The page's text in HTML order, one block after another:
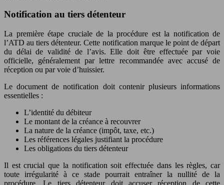
Notification au tiers détenteur
La première étape cruciale de la procédure est la notification de
l’ATD au tiers détenteur. Cette notification marque le point de départ
du délai de validité de l’avis. Elle doit être effectuée par voie
officielle, généralement par lettre recommandée avec accusé de
réception ou par voie d’huissier.
Le document de notification doit contenir plusieurs informations
essentielles :
L’identité du débiteur
Le montant de la créance à recouvrer
La nature de la créance (impôt, taxe, etc.)
Les références légales justifiant la procédure
Les obligations du tiers détenteur
Il est crucial que la notification soit effectuée dans les règles, car
toute irrégularité à ce stade pourrait entraîner la nullité de la
procédure. Le tiers détenteur doit accuser réception de cette